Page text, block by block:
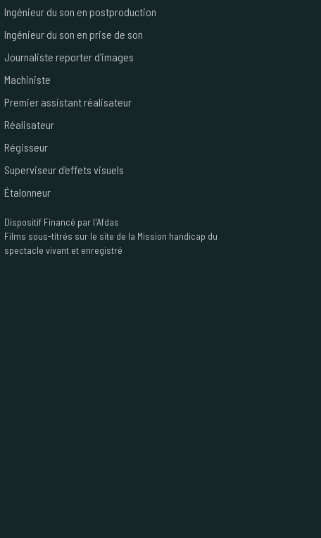
Ingénieur du son en postproduction
Ingénieur du son en prise de son
Journaliste reporter d'images
Machiniste
Premier assistant réalisateur
Réalisateur
Régisseur
Superviseur d'effets visuels
Étalonneur
Dispositif Financé par l'Afdas
Films sous-titrés sur le site de la Mission handicap du
spectacle vivant et enregistré